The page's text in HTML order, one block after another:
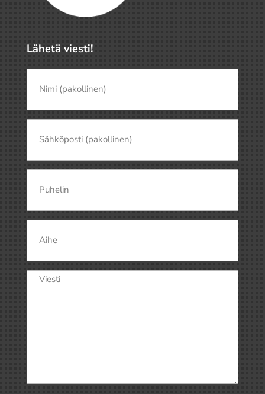
Lähetä viesti!
(pakollinen)
(Pakollinen)
Nimi
Viesti(Pakollinen)